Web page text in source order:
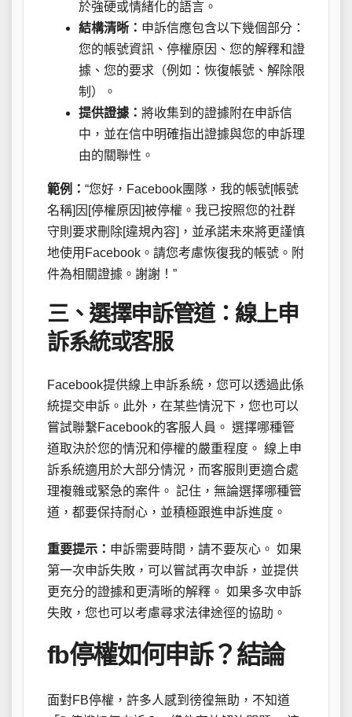
於強硬或情緒化的語言。
結構清晰： 申訴信應包含以下幾個部分：
您的帳號資訊、停權原因、您的解釋和證
據、您的要求（例如：恢復帳號、解除限
制）。
提供證據： 將收集到的證據附在申訴信
中，並在信中明確指出證據與您的申訴理
由的關聯性。
範例： “您好，Facebook團隊，我的帳號[帳號
名稱]因[停權原因]被停權。我已按照您的社群
守則要求刪除[違規內容]，並承諾未來將更謹慎
地使用Facebook。請您考慮恢復我的帳號。附
件為相關證據。謝謝！”
三、選擇申訴管道：線上申
訴系統或客服
Facebook提供線上申訴系統，您可以透過此係
統提交申訴。此外，在某些情況下，您也可以
嘗試聯繫Facebook的客服人員。 選擇哪種管
道取決於您的情況和停權的嚴重程度。 線上申
訴系統適用於大部分情況，而客服則更適合處
理複雜或緊急的案件。 記住，無論選擇哪種管
道，都要保持耐心，並積極跟進申訴進度。
重要提示： 申訴需要時間，請不要灰心。 如果
第一次申訴失敗，可以嘗試再次申訴，並提供
更充分的證據和更清晰的解釋。 如果多次申訴
失敗，您也可以考慮尋求法律途徑的協助。
fb停權如何申訴？結論
面對FB停權，許多人感到徬徨無助，不知道